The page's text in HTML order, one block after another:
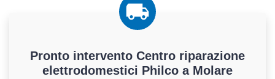
Pronto intervento Centro riparazione
elettrodomestici Philco a Molare